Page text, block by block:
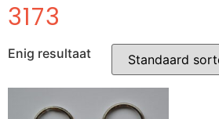
3173
Enig resultaat